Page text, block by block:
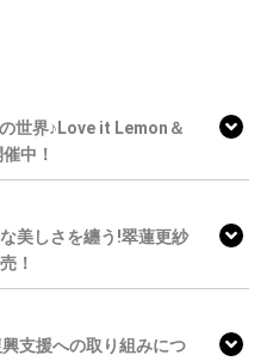
世界♪Love it Lemon＆
中！
美しさを纏う!翠蓮更紗
！
支援への取り組みにつ